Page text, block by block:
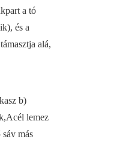
a tó
és a
alá,
b)
Acél lemez
más